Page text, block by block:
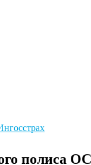
полиса